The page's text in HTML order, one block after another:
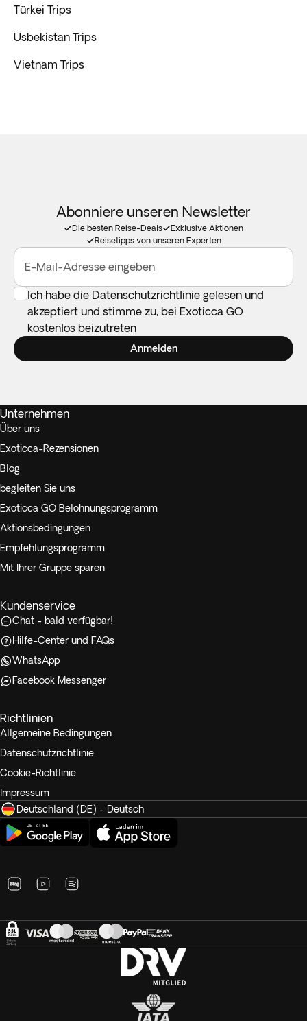
Türkei Trips
Usbekistan Trips
Vietnam Trips
Abonniere unseren Newsletter
Die besten Reise-Deals
Exklusive Aktionen
Reisetipps von unseren Experten
E-Mail-Adresse eingeben
Ich habe die Datenschutzrichtlinie gelesen und
akzeptiert und stimme zu, bei Exoticca GO
kostenlos beizutreten
Anmelden
Unternehmen
Über uns
Exoticca-Rezensionen
Blog
begleiten Sie uns
Exoticca GO Belohnungsprogramm
Aktionsbedingungen
Empfehlungsprogramm
Mit Ihrer Gruppe sparen
Kundenservice
Chat - bald verfügbar!
Hilfe-Center und FAQs
WhatsApp
Facebook Messenger
Richtlinien
Allgemeine Bedingungen
Datenschutzrichtlinie
Cookie-Richtlinie
Impressum
Deutschland (DE) - Deutsch